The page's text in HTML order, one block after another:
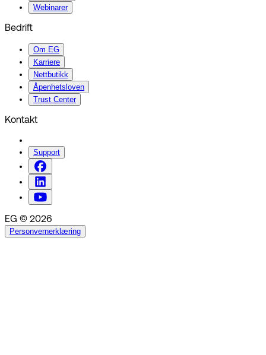
Webinarer
Bedrift
Om EG
Karriere
Nettbutikk
Åpenhetsloven
Trust Center
Kontakt
Support
EG © 2026
Personvernerklæring